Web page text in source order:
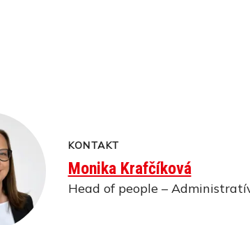
KONTAKT
Monika Krafčíková
Head of people –